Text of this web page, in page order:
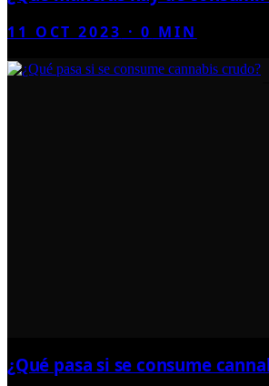
11 OCT 2023 ·0 MIN
¿Qué pasa si se consume